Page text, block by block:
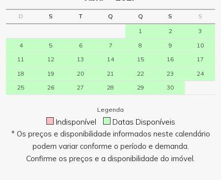
D S T Q Q S
S
1
2
3
4
5 6 7 8 9
10
11
12 13 14 15 16
17
18
19 20 21 22 23
24
25
26 27 28 29 30
Legenda
Indisponível Datas Disponíveis
* Os preços e disponibilidade informados neste calendário
podem variar conforme o período e demanda.
Confirme os preços e a disponibilidade do imóvel.